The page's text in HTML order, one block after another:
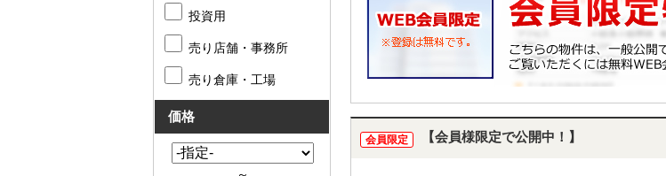
会員限定 【会員様限定で公開中！】
投資用
売り店舗・事務所
売り倉庫・工場
価格